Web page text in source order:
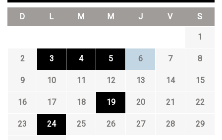
D L M M J V S
1
2 3 4 5 6 7 8
9 10 11 12 13 14 15
16 17 18 19 20 21 22
23 24 25 26 27 28 29